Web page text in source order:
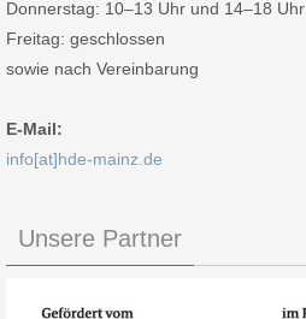
Donnerstag: 10–13 Uhr und 14–18 Uhr
Freitag: geschlossen
sowie nach Vereinbarung
E-Mail:
info[at]hde-mainz.de
Unsere Partner